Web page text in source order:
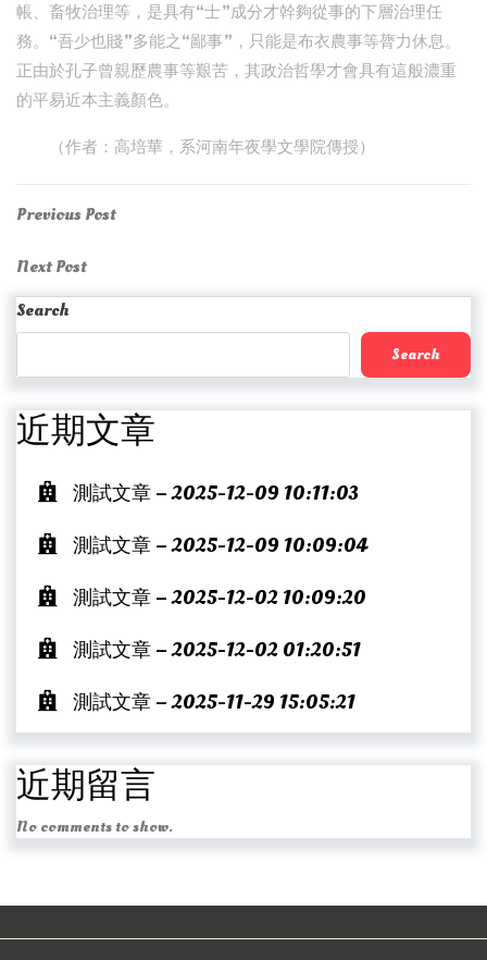
帳、畜牧治理等，是具有“士”成分才幹夠從事的下層治理任
務。“吾少也賤”多能之“鄙事”，只能是布衣農事等膂力休息。
正由於孔子曾親歷農事等艱苦，其政治哲學才會具有這般濃重
的平易近本主義顏色。
（作者：高培華，系河南年夜學文學院傳授）
Post
navigation
Previous
Previous Post
Next
Post
Next Post
Search
Search
近期文章
測試文章 – 2025-12-09 10:11:03
測試文章 – 2025-12-09 10:09:04
測試文章 – 2025-12-02 10:09:20
測試文章 – 2025-12-02 01:20:51
測試文章 – 2025-11-29 15:05:21
近期留言
No comments to show.